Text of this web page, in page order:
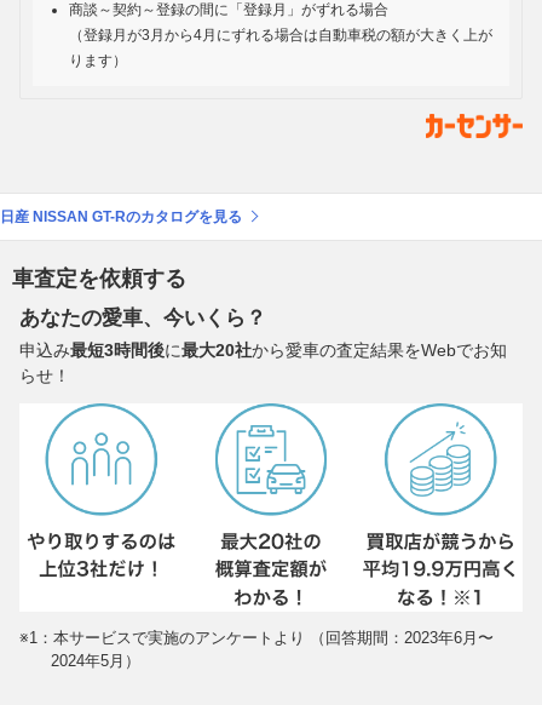
商談～契約～登録の間に「登録月」がずれる場合
（登録月が3月から4月にずれる場合は自動車税の額が大きく上が
ります）
日産 NISSAN GT-Rのカタログを見る
車査定を依頼する
あなたの愛車、今いくら？
申込み最短3時間後に最大20社から愛車の査定結果をWebでお知
らせ！
※1：本サービスで実施のアンケートより （回答期間：2023年6月〜
2024年5月）